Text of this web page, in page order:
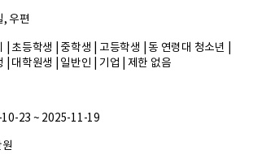
, 우편
| 초등학생 | 중학생 | 고등학생 | 동 연령대 청소년 |
| 대학원생 | 일반인 | 기업 | 제한 없음
23 ~ 2025-11-19